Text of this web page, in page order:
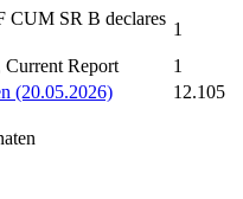
CUM SR B declares
1
Report
1
(20.05.2026)
12.105